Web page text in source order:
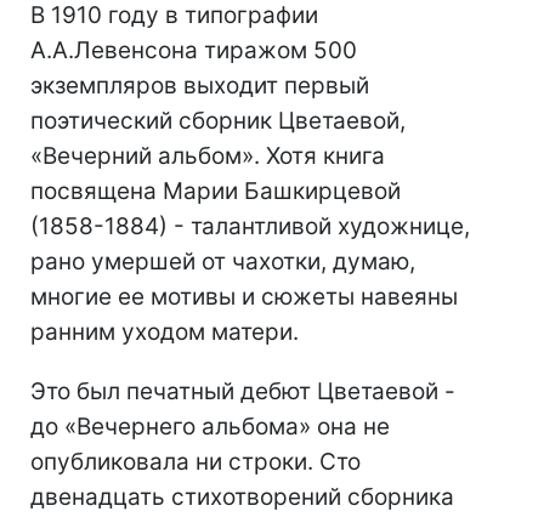
В 1910 году в типографии
А.А.Левенсона тиражом 500
экземпляров выходит первый
поэтический сборник Цветаевой,
«Вечерний альбом». Хотя книга
посвящена Марии Башкирцевой
(1858-1884) - талантливой художнице,
рано умершей от чахотки, думаю,
многие ее мотивы и сюжеты навеяны
ранним уходом матери.
Это был печатный дебют Цветаевой -
до «Вечернего альбома» она не
опубликовала ни строки. Сто
двенадцать стихотворений сборника